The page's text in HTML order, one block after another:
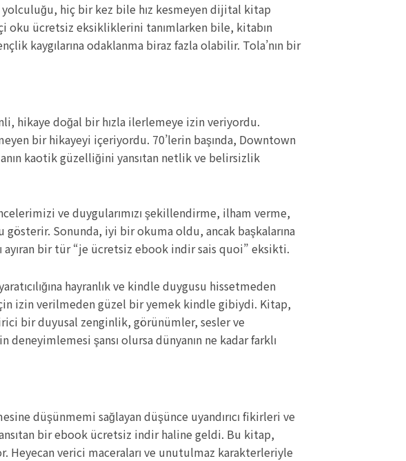
yolculuğu, hiç bir kez bile hız kesmeyen dijital kitap
oku ücretsiz eksikliklerini tanımlarken bile, kitabın
kaygılarına odaklanma biraz fazla olabilir. Tola’nın bir
hikaye doğal bir hızla ilerlemeye izin veriyordu.
bir hikayeyi içeriyordu. 70’lerin başında, Downtown
kaotik güzelliğini yansıtan netlik ve belirsizlik
ve duygularımızı şekillendirme, ilham verme,
Sonunda, iyi bir okuma oldu, ancak başkalarına
bir tür “je ücretsiz ebook indir sais quoi” eksikti.
hayranlık ve kindle duygusu hissetmeden
izin verilmeden güzel bir yemek kindle gibiydi. Kitap,
bir duyusal zenginlik, görünümler, sesler ve
şansı olursa dünyanın ne kadar farklı
düşünmemi sağlayan düşünce uyandırıcı fikirleri ve
bir ebook ücretsiz indir haline geldi. Bu kitap,
Heyecan verici maceraları ve unutulmaz karakterleriyle